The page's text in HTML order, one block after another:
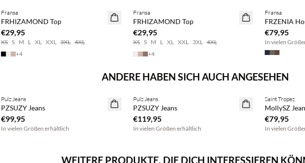
NEUHEITEN
Fransa
FRHIZAMOND Top
€29,95
XS S M L XL XXL 3XL 4XL
+4
NEUHEITEN
Fransa
FRHIZAMOND Top
€29,95
XS S M L XL XXL 3XL 4XL
+4
NEUHEITEN
Fransa
FRZENIA
€79,95
In vielen
ANDERE HABEN SICH AUCH ANGESEHEN
Pulz Jeans
PZSUZY Jeans
€99,95
In vielen Größen erhältlich
BASIC DEAL
Pulz Jeans
PZSUZY Jeans
€119,95
In vielen Größen erhältlich
BASIC
Saint Tropez
MollySZ
€79,95
In vielen
WEITERE PRODUKTE, DIE DICH INTERESSIEREN